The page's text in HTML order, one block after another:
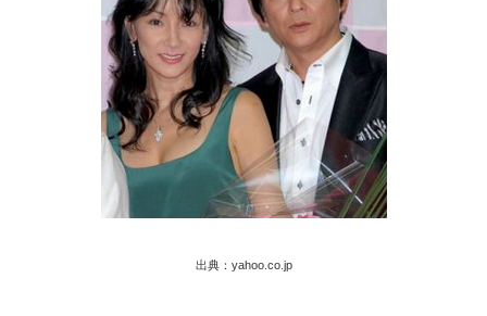
出典：yahoo.co.jp